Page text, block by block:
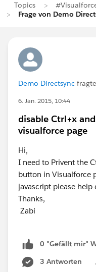
Topics
Frage von Demo
Demo Directsync
6. Jan. 2015, 10:44
disable Ctrl+x
visualforce page
Hi,
I need to Privent the
button in Visualforce
javascript please help
Thanks,
Zabi
0 "Gefällt mir"-
3 Antworten